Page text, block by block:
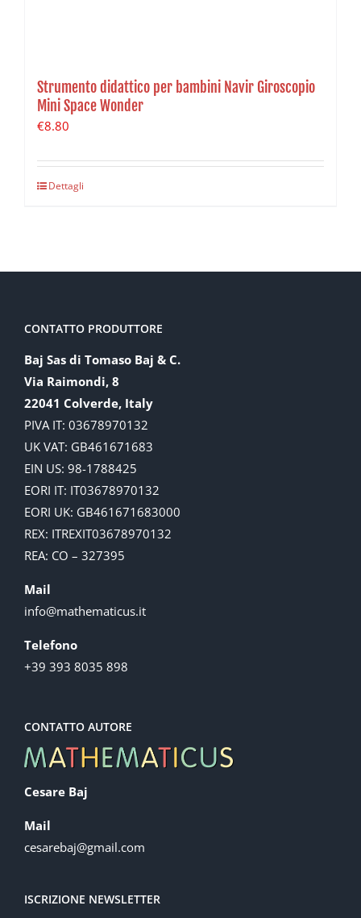
Strumento didattico per bambini Navir Giroscopio
Mini Space Wonder
€8.80
Dettagli
CONTATTO PRODUTTORE
Baj Sas di Tomaso Baj & C.
Via Raimondi, 8
22041 Colverde, Italy
PIVA IT: 03678970132
UK VAT: GB461671683
EIN US: 98-1788425
EORI IT: IT03678970132
EORI UK: GB461671683000
REX: ITREXIT03678970132
REA: CO – 327395
Mail
info@mathematicus.it
Telefono
+39 393 8035 898
CONTATTO AUTORE
Cesare Baj
Mail
cesarebaj@gmail.com
ISCRIZIONE NEWSLETTER